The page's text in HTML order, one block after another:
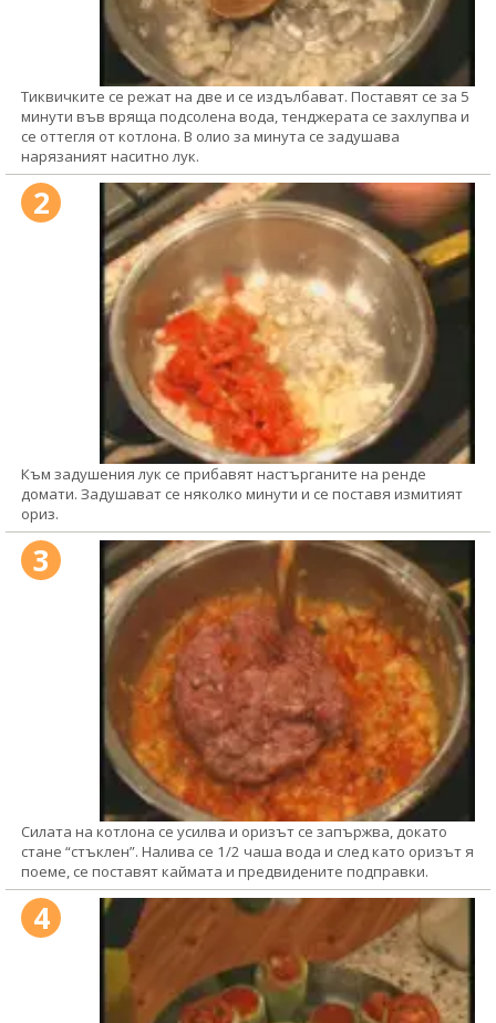
Тиквичките се режат на две и се издълбават. Поставят се за 5
минути във вряща подсолена вода, тенджерата се захлупва и
се оттегля от котлона. В олио за минута се задушава
нарязаният наситно лук.
2
Към задушения лук се прибавят настърганите на ренде
домати. Задушават се няколко минути и се поставя измитият
ориз.
3
Силата на котлона се усилва и оризът се запържва, докато
стане “стъклен”. Налива се 1/2 чаша вода и след като оризът я
поеме, се поставят каймата и предвидените подправки.
4